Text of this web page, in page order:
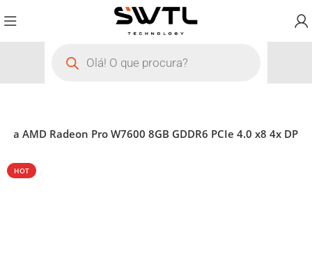
AMD Radeon Pro W7600 8GB GDDR6 PCIe 4.0 x8 4x DP
HOT